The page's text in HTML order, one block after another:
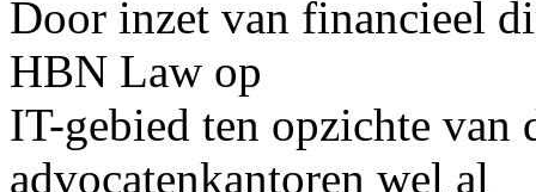
Door inzet van financieel
HBN Law op
IT-gebied ten opzichte van
advocatenkantoren wel al